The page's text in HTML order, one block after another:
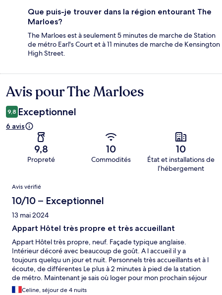
Que puis-je trouver dans la région entourant The
Marloes?
The Marloes est à seulement 5 minutes de marche de Station
de métro Earl's Court et à 11 minutes de marche de Kensington
High Street.
Avis
Avis pour The Marloes
9,8 Exceptionnel
6 avis
9,8
Propreté
10
Commodités
10
État et installations de
l’hébergement
Avis
Avis vérifié
10/10 – Exceptionnel
13 mai 2024
Appart Hôtel très propre et très accueillant
Appart Hôtel très propre, neuf. Façade typique anglaise.
Intérieur décoré avec beaucoup de goût. A l accueil il y a
toujours quelqu un jour et nuit. Personnels très accueillants et à l
écoute, de différentes Le plus à 2 minutes à pied de la station
de métro. Maintenant je sais où loger pour mon prochain séjour
à Londres.
Celine, séjour de 4 nuits